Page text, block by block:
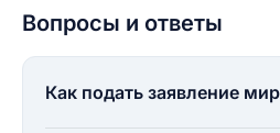
Вопросы и ответы
Как подать заявление